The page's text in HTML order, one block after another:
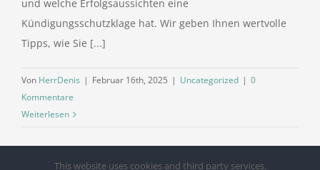
und welche Erfolgsaussichten eine
Kündigungsschutzklage hat. Wir geben Ihnen wertvolle
Tipps, wie Sie [...]
Von HerrDenis | Februar 16th, 2025 | Uncategorized | 0
Kommentare
Weiterlesen
This website uses cookies and third party services.